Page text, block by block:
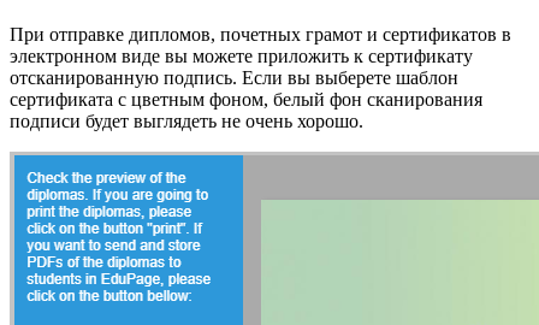
При отправке дипломов, почетных грамот и сертификатов в
электронном виде вы можете приложить к сертификату
отсканированную подпись. Если вы выберете шаблон
сертификата с цветным фоном, белый фон сканирования
подписи будет выглядеть не очень хорошо.